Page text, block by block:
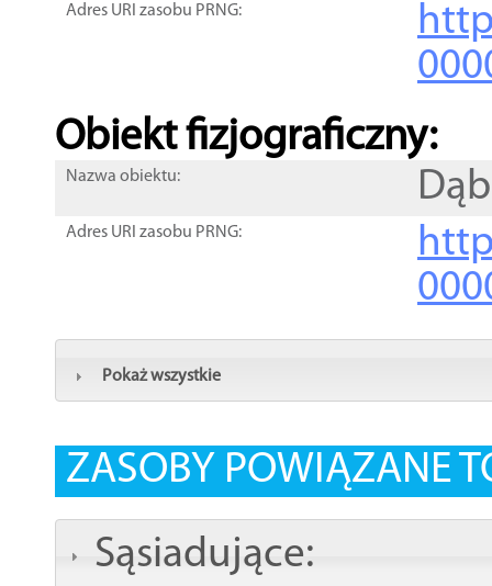
Adres URI zasobu PRNG:
Obiekt fizjograficzny:
Nazwa obiektu:
Adres URI zasobu PRNG:
Pokaż wszystkie
ZASOBY POWIĄZANE
Sąsiadujące: